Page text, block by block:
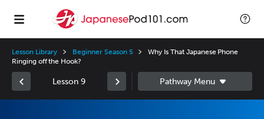
Lesson Library Beginner Season 5
Why Is That Japanese Phone
Ringing off the Hook?
Lesson 9